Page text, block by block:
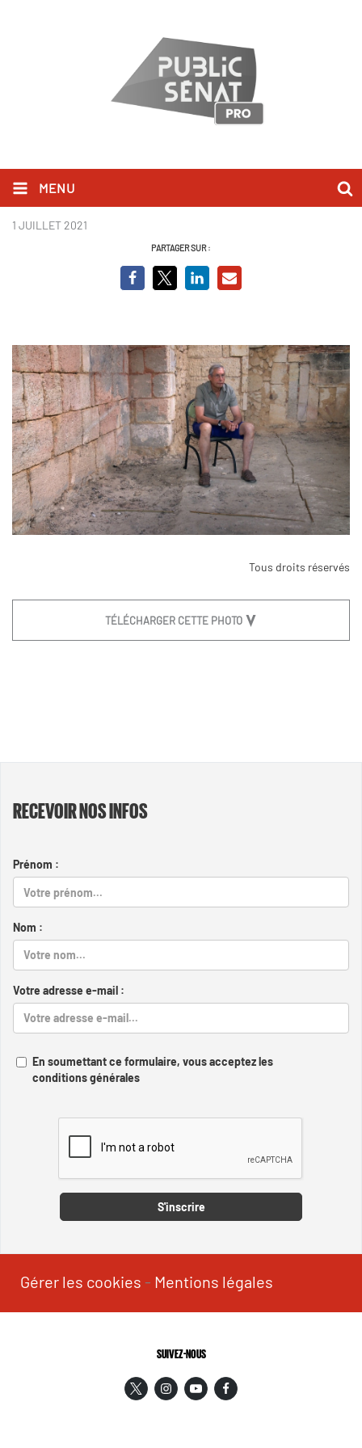
MENU
Au nom de la loi 5.jpg
1 JUILLET 2021
PARTAGER SUR :
Tous droits réservés
TÉLÉCHARGER CETTE PHOTO
RECEVOIR NOS INFOS
Prénom :
Nom :
Votre adresse e-mail :
En soumettant ce formulaire, vous acceptez les
conditions générales
S'inscrire
Gérer les cookies - Mentions légales
SUIVEZ-NOUS